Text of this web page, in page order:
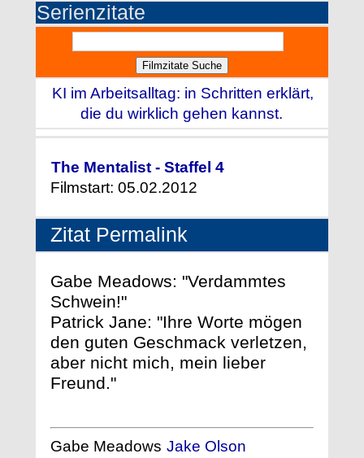
Serienzitate
KI im Arbeitsalltag: in Schritten erklärt,
die du wirklich gehen kannst.
The Mentalist - Staffel 4
Filmstart: 05.02.2012
Zitat Permalink
Gabe Meadows: "Verdammtes
Schwein!"
Patrick Jane: "Ihre Worte mögen
den guten Geschmack verletzen,
aber nicht mich, mein lieber
Freund."
Gabe Meadows Jake Olson